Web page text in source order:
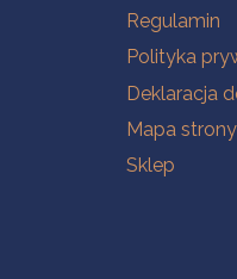
Na skróty
Regulamin
Polityka
Deklaracja
Mapa strony
Sklep